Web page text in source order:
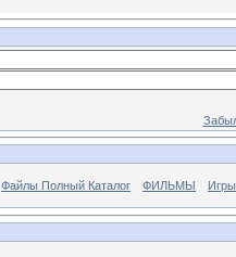
Файлы Полный Каталог ФИЛЬМЫ